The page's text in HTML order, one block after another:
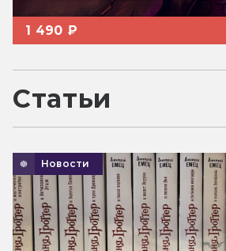
1 490 ₽
Статьи
Новости